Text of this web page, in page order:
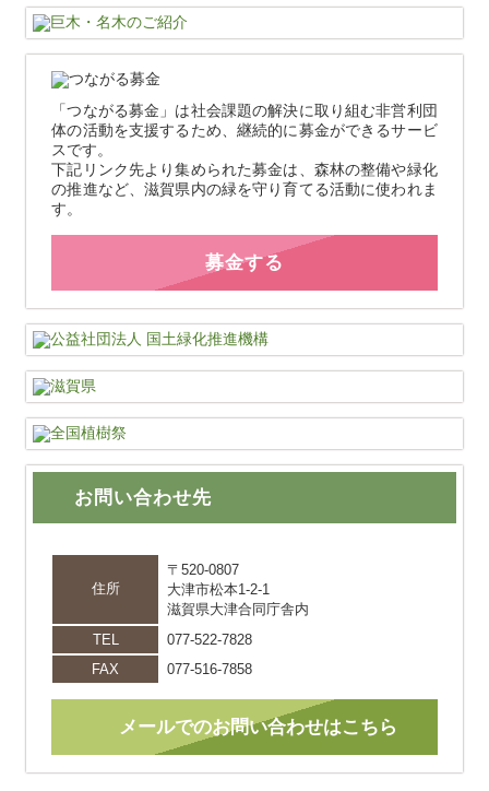
「つながる募金」は社会課題の解決に取り組む非営利団
体の活動を支援するため、継続的に募金ができるサービ
スです。
下記リンク先より集められた募金は、森林の整備や緑化
の推進など、滋賀県内の緑を守り育てる活動に使われま
す。
募金する
お問い合わせ先
住所
〒520-0807
大津市松本1-2-1
滋賀県大津合同庁舎内
TEL
077-522-7828
FAX
077-516-7858
メールでのお問い合わせはこちら